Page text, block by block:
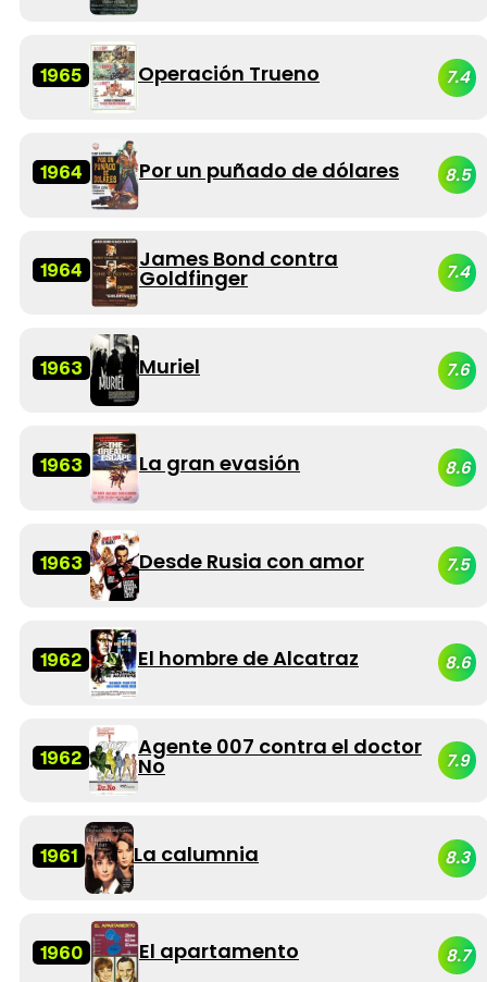
1965 Operación Trueno 7.4
1964 Por un puñado de dólares 8.5
1964 James Bond contra
Goldfinger 7.4
1963 Muriel 7.6
1963 La gran evasión 8.6
1963 Desde Rusia con amor 7.5
1962 El hombre de Alcatraz 8.6
1962 Agente 007 contra el doctor
No 7.9
1961 La calumnia 8.3
1960 El apartamento 8.7